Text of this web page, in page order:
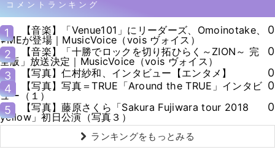
コメントランキング
1
【音楽】「Venue101」にリーダーズ、Omoinotake、
≠MEが登場｜MusicVoice（vois ヴォイス）
0
2
【音楽】「十勝でロックを切り拓ひらく～ZION～ 完
全版」放送決定｜MusicVoice（vois ヴォイス）
0
3
【写真】仁村紗和、インタビュー【エンタメ】
0
4
【写真】写真＝TRUE「Around the TRUE」インタビ
ュー（１）
0
5
【写真】藤原さくら「Sakura Fujiwara tour 2018
yellow」初日公演（写真３）
0
ランキングをもっとみる